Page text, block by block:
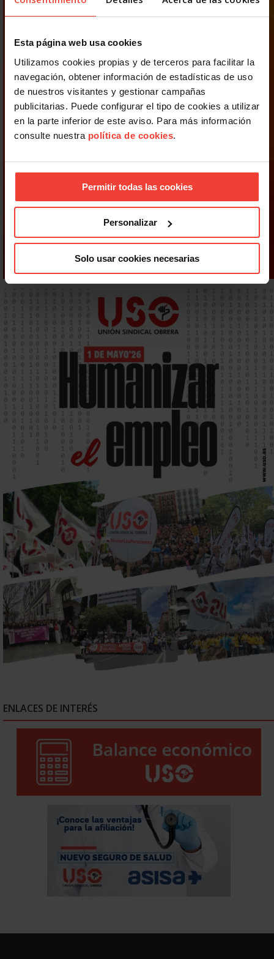
Esta página web usa cookies
Utilizamos cookies propias y de terceros para facilitar la
navegación, obtener información de estadísticas de uso
de nuestros visitantes y gestionar campañas
publicitarias. Puede configurar el tipo de cookies a utilizar
en la parte inferior de este aviso. Para más información
consulte nuestra política de cookies.
Permitir todas las cookies
Personalizar
Solo usar cookies necesarias
ENLACES DE INTERÉS